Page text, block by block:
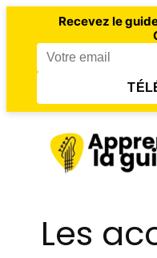
Recevez le
contenu
Les